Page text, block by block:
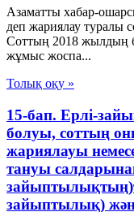
Азаматты хабар-
деп жариялау туралы
Соттың 2018 жылдың
жұмыс жоспа...
Толық оқу »
15-бап. Ерлі-
болуы, соттың
жариялауы
тануы
зайыптылық)